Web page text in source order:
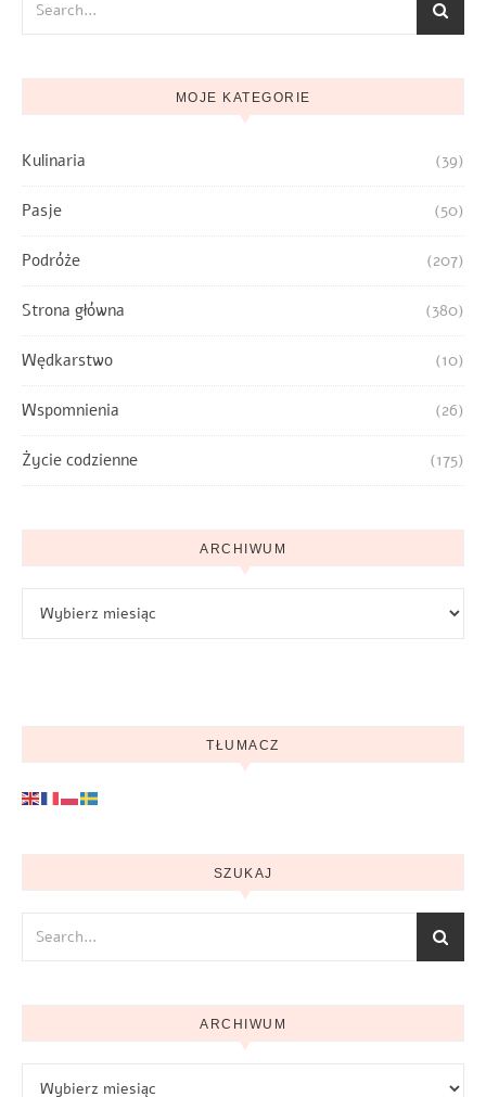
MOJE KATEGORIE
Kulinaria (39)
Pasje (50)
Podróże (207)
Strona główna (380)
Wędkarstwo (10)
Wspomnienia (26)
Życie codzienne (175)
ARCHIWUM
TŁUMACZ
SZUKAJ
ARCHIWUM